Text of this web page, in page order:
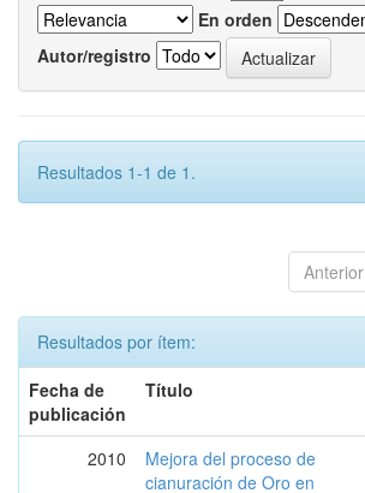
En orden
Autor/registro
Resultados 1-1 de 1.
Anterior
Resultados por ítem:
Fecha de
publicación
Título
2010
Mejora del proceso de
cianuración de Oro en